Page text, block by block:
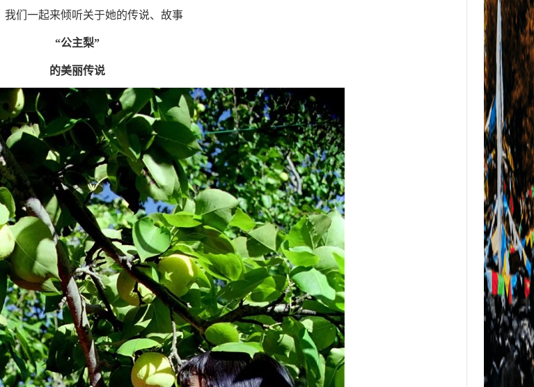
我们一起来倾听关于她的传说、故事
“公主梨”
的美丽传说